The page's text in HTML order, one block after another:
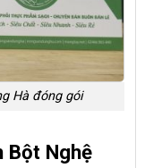
Hà đóng gói
Bột Nghệ